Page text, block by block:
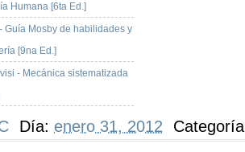
Humana [6ta Ed.]
Guía Mosby de habilidades y
[9na Ed.]
- Mecánica sistematizada
Día: enero 31, 2012